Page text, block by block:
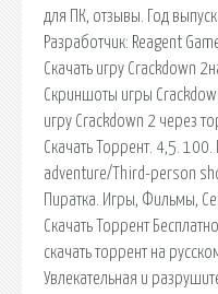
для ПК, отзывы. Год
Разработчик: Reagent
Скачать игру Crackdown
Скриншоты игры
игру Crackdown 2 через
Скачать Торрент. 4,5.
adventure/Third-person
Пиратка. Игры, Фильмы,
Скачать Торрент
скачать торрент на
Увлекательная и